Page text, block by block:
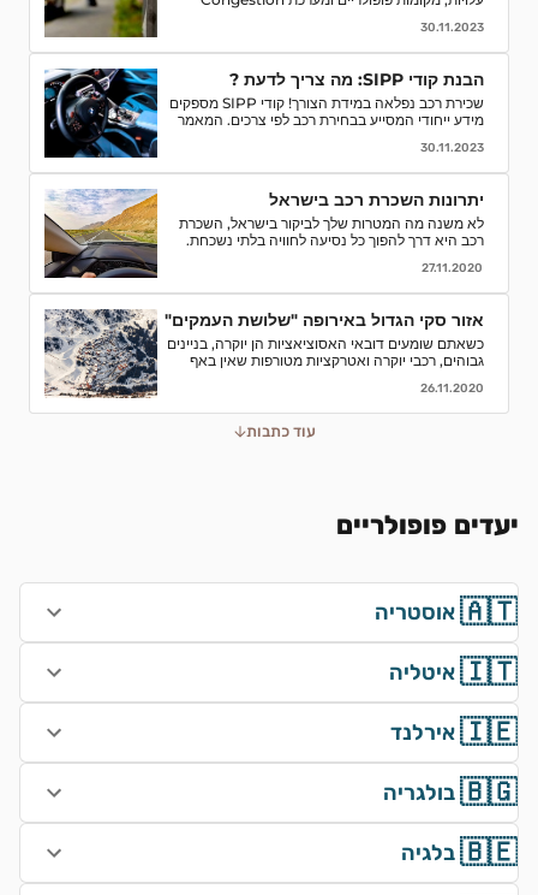
30.11.2023
הבנת קודי SIPP: מה צריך לדעת ?
שכירת רכב נפלאה במידת הצורך! קודי SIPP מספקים
מידע ייחודי המסייע בבחירת רכב לפי צרכים. המאמר
רכב. קבלו המלצות והסברים לאור הבנה מדויקת של
המאפיינים והמפרטים של רכבי השכרה ותהנו מחוויה
30.11.2023
יתרונות השכרת רכב בישראל
לא משנה מה המטרות שלך לביקור בישראל, השכרת
רכב היא דרך להפוך כל נסיעה לחוויה בלתי נשכחת.
הציבורית ולבחור השכרת רכב
27.11.2020
אזור סקי הגדול באירופה "שלושת העמקים"
כשאתם שומעים דובאי האסוציאציות הן יוקרה, בניינים
גבוהים, רכבי יוקרה ואטרקציות מטורפות שאין באף
כלל מפגישות.
26.11.2020
עוד כתבות
יעדים פופולריים
🇦🇹אוסטריה
🇮🇹איטליה
🇮🇪אירלנד
🇧🇬בולגריה
🇧🇪בלגיה